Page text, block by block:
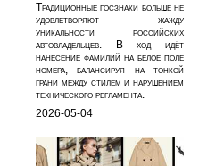
Традиционные госзнаки больше не
удовлетворяют жажду
уникальности российских
автовладельцев. В ход идёт
нанесение фамилий на белое поле
номера, балансируя на тонкой
грани между стилем и нарушением
технического регламента.
2026-05-04